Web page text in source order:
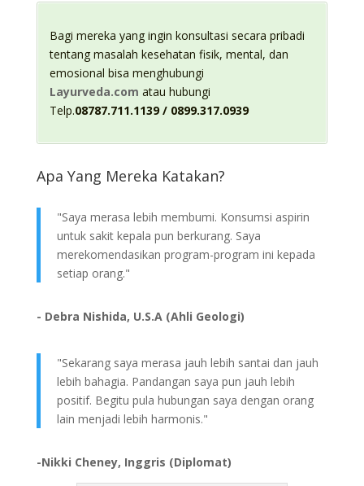
Bagi mereka yang ingin konsultasi secara pribadi
tentang masalah kesehatan fisik, mental, dan
emosional bisa menghubungi
Layurveda.com atau hubungi
Telp.08787.711.1139 / 0899.317.0939
Apa Yang Mereka Katakan?
"Saya merasa lebih membumi. Konsumsi aspirin
untuk sakit kepala pun berkurang. Saya
merekomendasikan program-program ini kepada
setiap orang."
- Debra Nishida, U.S.A (Ahli Geologi)
"Sekarang saya merasa jauh lebih santai dan jauh
lebih bahagia. Pandangan saya pun jauh lebih
positif. Begitu pula hubungan saya dengan orang
lain menjadi lebih harmonis."
-Nikki Cheney, Inggris (Diplomat)